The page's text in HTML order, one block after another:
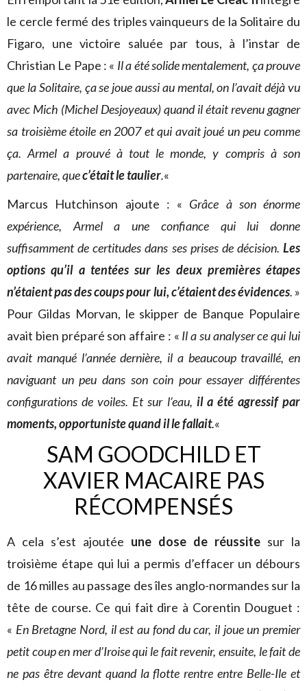
le cercle fermé des triples vainqueurs de la Solitaire du
Figaro, une victoire saluée par tous, à l’instar de
Christian Le Pape : « Il a été solide mentalement, ça prouve
que la Solitaire, ça se joue aussi au mental, on l’avait déjà vu
avec Mich (Michel Desjoyeaux) quand il était revenu gagner
sa troisième étoile en 2007 et qui avait joué un peu comme
ça. Armel a prouvé à tout le monde, y compris à son
partenaire, quec’était le taulier.«
Marcus Hutchinson ajoute : « Grâce à son énorme
expérience, Armel a une confiance qui lui donne
suffisamment de certitudes dans ses prises de décision. Les
options qu’il a tentées sur les deux premières étapes
n’étaient pas des coups pour lui, c’étaient des évidences. »
Pour Gildas Morvan, le skipper de Banque Populaire
avait bien préparé son affaire : « Il a su analyser ce qui lui
avait manqué l’année dernière, il a beaucoup travaillé, en
naviguant un peu dans son coin pour essayer différentes
configurations de voiles. Et sur l’eau, il a été agressif par
moments, opportuniste quand il le fallait.«
SAM GOODCHILD ET
XAVIER MACAIRE PAS
RÉCOMPENSÉS
A cela s’est ajoutée une dose de réussite sur la
troisième étape qui lui a permis d’effacer un débours
de 16 milles au passage des îles anglo-normandes sur la
tête de course. Ce qui fait dire à Corentin Douguet :
« En Bretagne Nord, il est au fond du car, il joue un premier
petit coup en mer d’Iroise qui le fait revenir, ensuite, le fait de
ne pas être devant quand la flotte rentre entre Belle-Ile et